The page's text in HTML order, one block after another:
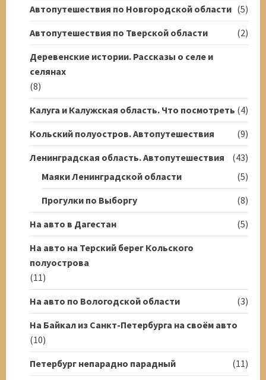
Автопутешествия по Новгородской области (5)
Автопутешествия по Тверской области
(2)
Деревенские истории. Рассказы о селе и
селянах
(8)
Калуга и Калужская область. Что посмотреть (4)
Кольский полуостров. Автопутешествия
(9)
Ленинградская область. Автопутешествия
(43)
Маяки Ленинградской области
(5)
Прогулки по Выборгу
(8)
На авто в Дагестан
(5)
На авто на Терский берег Кольского
полуострова
(11)
На авто по Вологодской области
(3)
На Байкал из Санкт-Петербурга на своём авто
(10)
Петербург непарадно парадный
(11)